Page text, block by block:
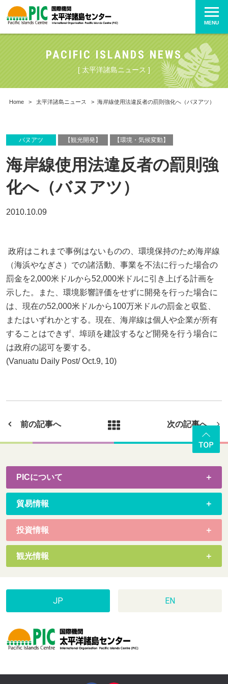
MENU
PACIFIC ISLANDS NEWS
[ 太平洋諸島ニュース ]
Home > 太平洋諸島ニュース > 海岸線使用法違反者の罰則強化へ（バヌアツ）
バヌアツ 【観光開発】 【環境・気候変動】
海岸線使用法違反者の罰則強
化へ（バヌアツ）
2010.10.09
政府はこれまで事例はないものの、環境保持のため海岸線
（海浜やなぎさ）での諸活動、事業を不法に行った場合の
罰金を2,000米ドルから52,000米ドルに引き上げる計画を
示した。また、環境影響評価をせずに開発を行った場合に
は、現在の52,000米ドルから100万米ドルの罰金と収監、
またはいずれかとする。現在、海岸線は個人や企業が所有
することはできず、埠頭を建設するなど開発を行う場合に
は政府の認可を要する。
(Vanuatu Daily Post/ Oct.9, 10)
前の記事へ 次の記事へ
PICについて
貿易情報
投資情報
観光情報
JP EN